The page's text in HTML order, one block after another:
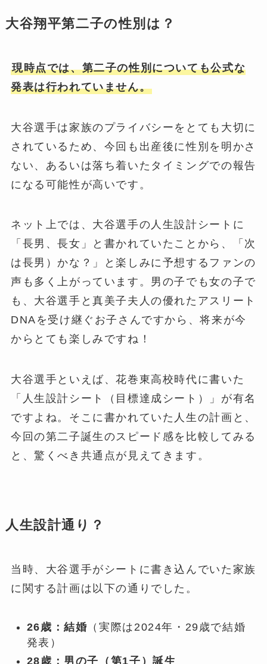
大谷翔平第二子の性別は？
現時点では、第二子の性別についても公式な
発表は行われていません。
大谷選手は家族のプライバシーをとても大切に
されているため、今回も出産後に性別を明かさ
ない、あるいは落ち着いたタイミングでの報告
になる可能性が高いです。
ネット上では、大谷選手の人生設計シートに
「長男、長女」と書かれていたことから、「次
は長男）かな？」と楽しみに予想するファンの
声も多く上がっています。男の子でも女の子で
も、大谷選手と真美子夫人の優れたアスリート
DNAを受け継ぐお子さんですから、将来が今
からとても楽しみですね！
大谷選手といえば、花巻東高校時代に書いた
「人生設計シート（目標達成シート）」が有名
ですよね。そこに書かれていた人生の計画と、
今回の第二子誕生のスピード感を比較してみる
と、驚くべき共通点が見えてきます。
人生設計通り？
当時、大谷選手がシートに書き込んでいた家族
に関する計画は以下の通りでした。
26歳：結婚 （実際は2024年・29歳で結婚
発表）
28歳：男の子（第1子）誕生